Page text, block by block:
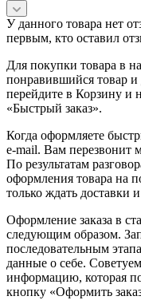
У данного товара нет
первым, кто оставил
Для покупки товара в
понравившийся товар и
перейдите в Корзину и
«Быстрый заказ».
Когда оформляете
e-mail. Вам перезвонит
По результатам
оформления товара на
только ждать доставки
Оформление заказа в
следующим образом.
последовательным
данные о себе.
информацию, которая
кнопку «Оформить